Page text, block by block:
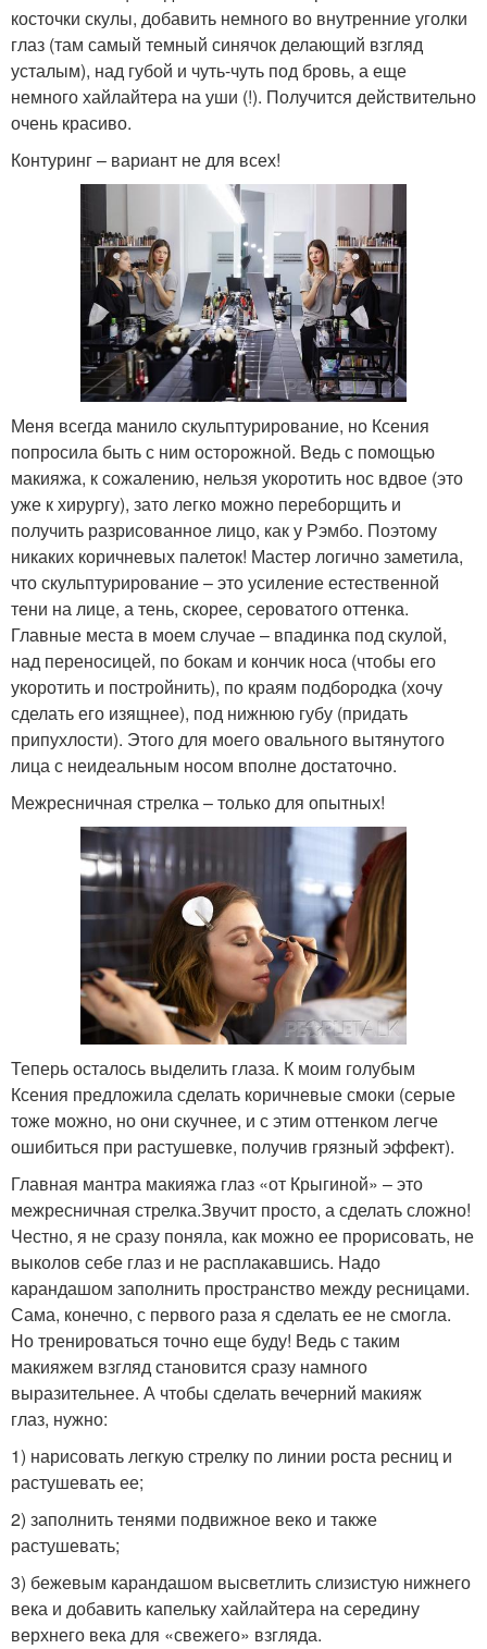
косточки скулы, добавить немного во внутренние уголки
глаз (там самый темный синячок делающий взгляд
усталым), над губой и чуть-чуть под бровь, а еще
немного хайлайтера на уши (!). Получится действительно
очень красиво.
Контуринг – вариант не для всех!
Меня всегда манило скульптурирование, но Ксения
попросила быть с ним осторожной. Ведь с помощью
макияжа, к сожалению, нельзя укоротить нос вдвое (это
уже к хирургу), зато легко можно переборщить и
получить разрисованное лицо, как у Рэмбо. Поэтому
никаких коричневых палеток! Мастер логично заметила,
что скульптурирование – это усиление естественной
тени на лице, а тень, скорее, сероватого оттенка.
Главные места в моем случае – впадинка под скулой,
над переносицей, по бокам и кончик носа (чтобы его
укоротить и постройнить), по краям подбородка (хочу
сделать его изящнее), под нижнюю губу (придать
припухлости). Этого для моего овального вытянутого
лица с неидеальным носом вполне достаточно.
Межресничная стрелка – только для опытных!
Теперь осталось выделить глаза. К моим голубым
Ксения предложила сделать коричневые смоки (серые
тоже можно, но они скучнее, и с этим оттенком легче
ошибиться при растушевке, получив грязный эффект).
Главная мантра макияжа глаз «от Крыгиной» – это
межресничная стрелка.Звучит просто, а сделать сложно!
Честно, я не сразу поняла, как можно ее прорисовать, не
выколов себе глаз и не расплакавшись. Надо
карандашом заполнить пространство между ресницами.
Сама, конечно, с первого раза я сделать ее не смогла.
Но тренироваться точно еще буду! Ведь с таким
макияжем взгляд становится сразу намного
выразительнее. А чтобы сделать вечерний макияж
глаз, нужно:
1) нарисовать легкую стрелку по линии роста ресниц и
растушевать ее;
2) заполнить тенями подвижное веко и также
растушевать;
3) бежевым карандашом высветлить слизистую нижнего
века и добавить капельку хайлайтера на середину
верхнего века для «свежего» взгляда.